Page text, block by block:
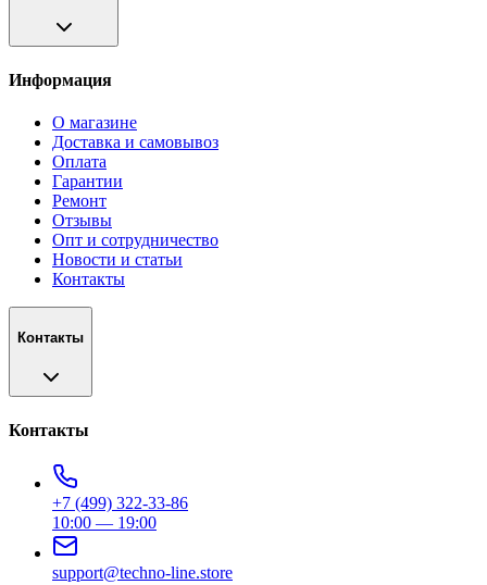
Информация
О магазине
Доставка и самовывоз
Оплата
Гарантии
Ремонт
Отзывы
Опт и сотрудничество
Новости и статьи
Контакты
Контакты
Контакты
+7 (499) 322-33-86
10:00 — 19:00
support@techno-line.store